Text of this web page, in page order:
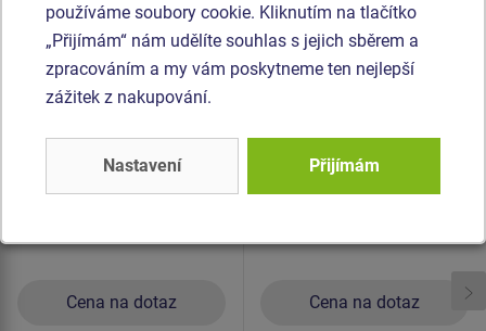
Produkt - REH-6111K-15
Řetězová houpačka -
celokovová (v.p. 1,5 m)
Cena na dotaz
Produkt - REH-6111K-10
Řetězová houpačka -
celokovová (v.p. 1,0 m)
Cena na dotaz
používáme soubory cookie. Kliknutím na tlačítko
„Přijímám“ nám udělíte souhlas s jejich sběrem a
zpracováním a my vám poskytneme ten nejlepší
zážitek z nakupování.
Nastavení Přijímám